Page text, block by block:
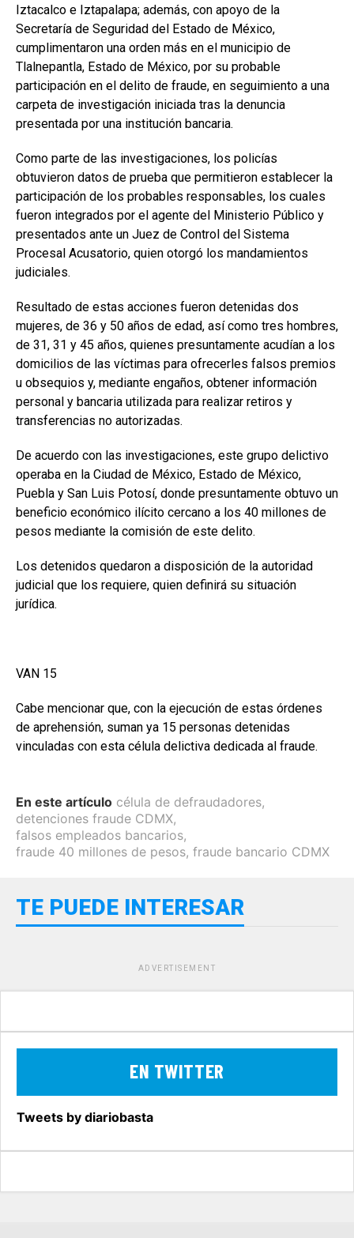
Iztacalco e Iztapalapa; además, con apoyo de la
Secretaría de Seguridad del Estado de México,
cumplimentaron una orden más en el municipio de
Tlalnepantla, Estado de México, por su probable
participación en el delito de fraude, en seguimiento a una
carpeta de investigación iniciada tras la denuncia
presentada por una institución bancaria.
Como parte de las investigaciones, los policías
obtuvieron datos de prueba que permitieron establecer la
participación de los probables responsables, los cuales
fueron integrados por el agente del Ministerio Público y
presentados ante un Juez de Control del Sistema
Procesal Acusatorio, quien otorgó los mandamientos
judiciales.
Resultado de estas acciones fueron detenidas dos
mujeres, de 36 y 50 años de edad, así como tres hombres,
de 31, 31 y 45 años, quienes presuntamente acudían a los
domicilios de las víctimas para ofrecerles falsos premios
u obsequios y, mediante engaños, obtener información
personal y bancaria utilizada para realizar retiros y
transferencias no autorizadas.
De acuerdo con las investigaciones, este grupo delictivo
operaba en la Ciudad de México, Estado de México,
Puebla y San Luis Potosí, donde presuntamente obtuvo un
beneficio económico ilícito cercano a los 40 millones de
pesos mediante la comisión de este delito.
Los detenidos quedaron a disposición de la autoridad
judicial que los requiere, quien definirá su situación
jurídica.
VAN 15
Cabe mencionar que, con la ejecución de estas órdenes
de aprehensión, suman ya 15 personas detenidas
vinculadas con esta célula delictiva dedicada al fraude.
En este artículo célula de defraudadores,
detenciones fraude CDMX,
falsos empleados bancarios,
fraude 40 millones de pesos, fraude bancario CDMX
TE PUEDE INTERESAR
ADVERTISEMENT
EN TWITTER
Tweets by diariobasta